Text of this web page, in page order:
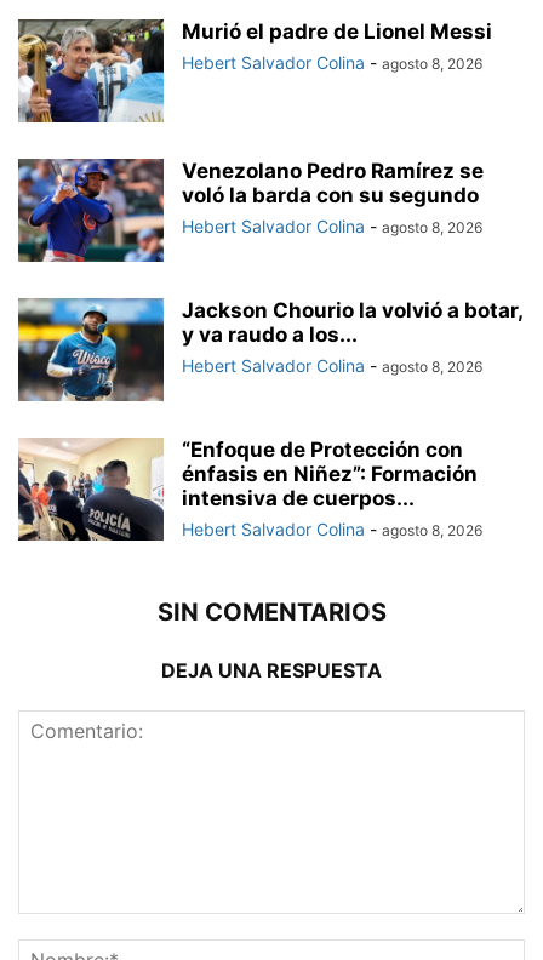
Murió el padre de Lionel Messi
Hebert Salvador Colina - agosto 8, 2026
Venezolano Pedro Ramírez se
voló la barda con su segundo
Hebert Salvador Colina - agosto 8, 2026
Jackson Chourio la volvió a botar,
y va raudo a los...
Hebert Salvador Colina - agosto 8, 2026
“Enfoque de Protección con
énfasis en Niñez”: Formación
intensiva de cuerpos...
Hebert Salvador Colina - agosto 8, 2026
SIN COMENTARIOS
DEJA UNA RESPUESTA